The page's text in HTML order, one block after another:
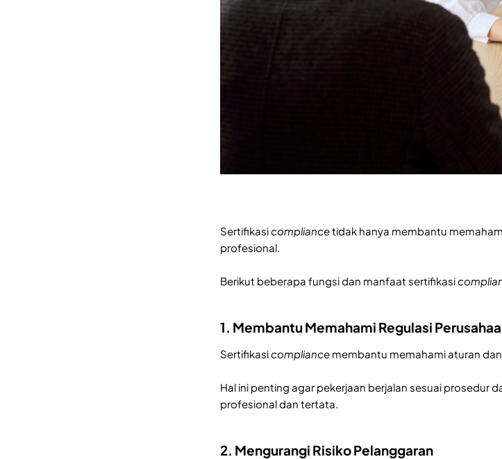
Sertifikasicompliancetidak hanya membantu
profesional.
Berikut beberapa fungsi dan manfaat sertifikasi
1. Membantu Memahami Regulasi
Sertifikasicompliance membantu memahami aturan
Hal ini penting agar pekerjaan berjalan sesuai prosedur
profesional dan tertata.
2. Mengurangi Risiko Pelanggaran